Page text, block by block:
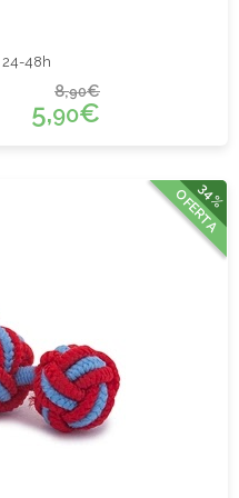
48h
8,90€
5,90€
34%
OFERTA